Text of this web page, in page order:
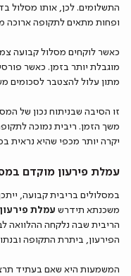
התשלומים. לכן, אותו מסלול
ופחות מתאים לתקופה ארוכה
כאשר לוקחים מסלול קבועה
מוגבלת יותר בזמן. כאשר
מתון עלול להצטבר לסכומים
זו הסיבה שבניתוח נכון של
משך הזמן. ריבית נמוכה
יקרה יותר מכפי שהיא נראית
עמלת פירעון מוקדם
במסלולים בריבית קבועה,
משכנתא תידרש עמלת
הריבית שבה נלקחה ההלוואה
הפירעון, ביתרת התקופה
המשמעות היא שאם בעתיד